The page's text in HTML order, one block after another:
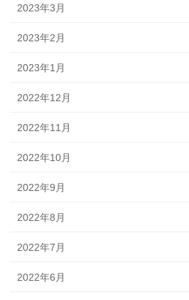
2023年3月
2023年2月
2023年1月
2022年12月
2022年11月
2022年10月
2022年9月
2022年8月
2022年7月
2022年6月